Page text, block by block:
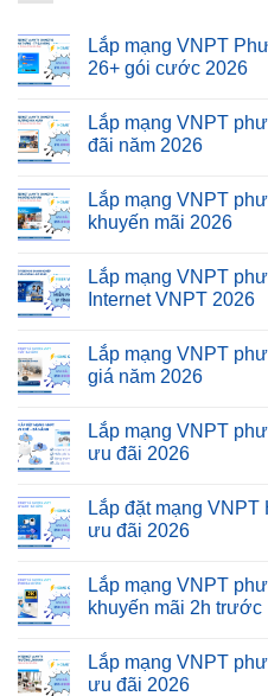
Lắp mạng VNPT
26+ gói cước 2026
Lắp mạng VNPT
đãi năm 2026
Lắp mạng VNPT
khuyến mãi 2026
Lắp mạng VNPT
Internet VNPT 2026
Lắp mạng VNPT
giá năm 2026
Lắp mạng VNPT
ưu đãi 2026
Lắp đặt mạng VNPT
ưu đãi 2026
Lắp mạng VNPT
khuyến mãi 2h trước
Lắp mạng VNPT
ưu đãi 2026